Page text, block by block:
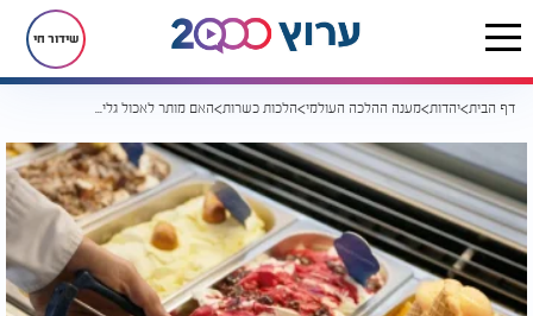
שידור חי
דף הבית יהדות מענה ההלכה העולמי הלכות כשרות האם מותר לאכול גלידה בחו"ל?